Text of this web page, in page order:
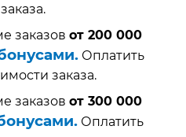
заказов от 200 000
Оплатить
заказа.
заказов от 300 000
Оплатить